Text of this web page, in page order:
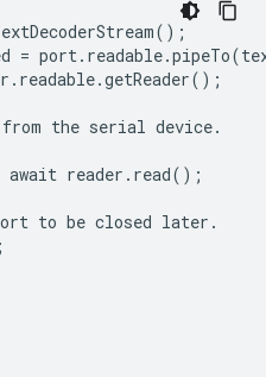
();
= port. readable.pipeTo(
. readable.getReader();
from the serial device.
await reader . read();
to be closed later .